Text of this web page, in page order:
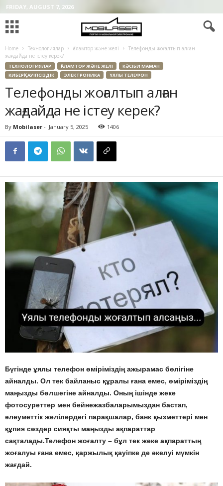
FRIDAY, AUGUST 7, 2026
Home Технологиялар Ғаламтор және желі
Телефонды жоғалтып алған
жағдайда не істеу керек?
ТЕХНОЛОГИЯЛАР ҒАЛАМТОР ЖӘНЕ ЖЕЛІ
КӘСІБИ МАМАН
КИБЕРҚАУІПСІЗДІК
ЭЛЕКТРОНИКА ҰЯЛЫ ТЕЛЕФОН
Телефонды жоғалтып алған
жағдайда не істеу керек?
By Mobilaser - January 5, 2025 1406
Бүгінде ұялы телефон өміріміздің ажырамас бөлігіне
айналды. Ол тек байланыс құралы ғана емес, өміріміздің
маңызды бөлшегіне айналды. Оның ішінде жеке
фотосуреттер мен бейнежазбаларымыздан бастап,
әлеуметтік желілердегі парақшалар, банк қызметтері мен
құпия сөздер сияқты маңызды ақпараттар
сақталады.Телефон жоғалту – бұл тек жеке ақпараттың
жоғалуы ғана емес, қаржылық қауіпке де әкелуі мүмкін
жағдай.